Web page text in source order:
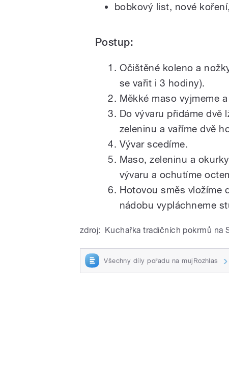
bobkový list, nové
Postup:
Očištěné koleno a
se vařit i 3 hodiny).
Měkké maso vyjmeme
Do vývaru přidáme dvě
zeleninu a vaříme dvě
Vývar scedíme.
Maso, zeleninu a
vývaru a ochutíme
Hotovou směs vložíme
nádobu vypláchneme
zdroj: Kuchařka tradičních pokrmů na
Všechny díly pořadu na mujRozhlas